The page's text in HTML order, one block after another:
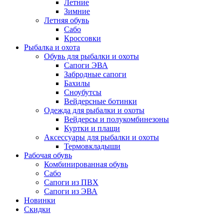
Летние
Зимние
Летняя обувь
Сабо
Кроссовки
Рыбалка и охота
Обувь для рыбалки и охоты
Сапоги ЭВА
Забродные сапоги
Бахилы
Сноубутсы
Вейдерсные ботинки
Одежда для рыбалки и охоты
Вейдерсы и полукомбинезоны
Куртки и плащи
Аксессуары для рыбалки и охоты
Термовкладыши
Рабочая обувь
Комбинированная обувь
Сабо
Сапоги из ПВХ
Сапоги из ЭВА
Новинки
Скидки